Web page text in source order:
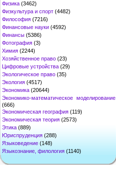
Физика (3462)
Физкультура и спорт (4482)
Философия (7216)
Финансовые науки (4592)
Финансы (5386)
Фотография (3)
Химия (2244)
Хозяйственное право (23)
Цифровые устройства (29)
Экологическое право (35)
Экология (4517)
Экономика (20644)
Экономико-математическое моделирование
(666)
Экономическая география (119)
Экономическая теория (2573)
Этика (889)
Юриспруденция (288)
Языковедение (148)
Языкознание, филология (1140)